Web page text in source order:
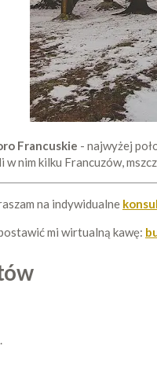
Francuskie - najwyżej
nim kilku Francuzów,
na indywidualne
mi wirtualną kawę: